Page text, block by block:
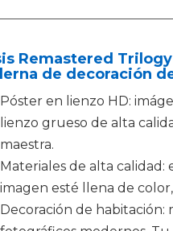
Remastered
de decoración
Póster en lienzo HD:
lienzo grueso de alta
maestra.
Materiales de alta calidad:
imagen esté llena de
Decoración de habitación: